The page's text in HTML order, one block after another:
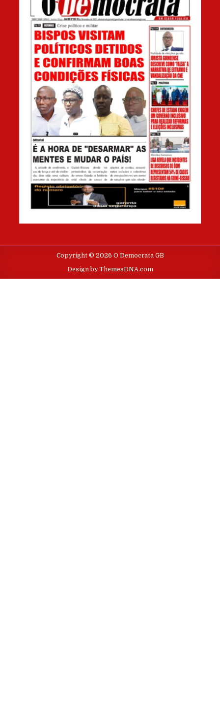
Copyright © 2026 O Democrata GB
Design by ThemesDNA.com